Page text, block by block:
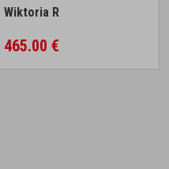
Wiktoria R
465.00 €